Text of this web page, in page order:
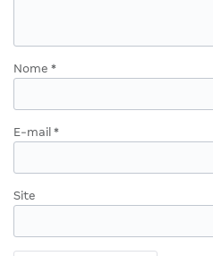
Nome *
E-mail *
Site